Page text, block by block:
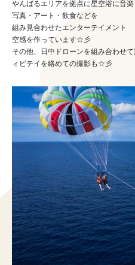
やんばるエリアを拠点に星空浴に音楽
写真・アート・飲食などを
組み見合わせたエンターテイメント
空感を作っています☆彡
その他、日中ドローンを組み合わせ
ィビテイを絡めての撮影も☆彡